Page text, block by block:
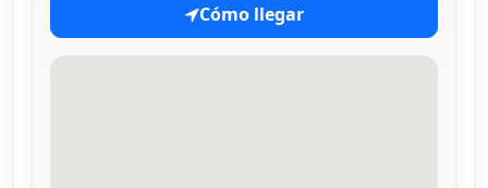
Cómo llegar